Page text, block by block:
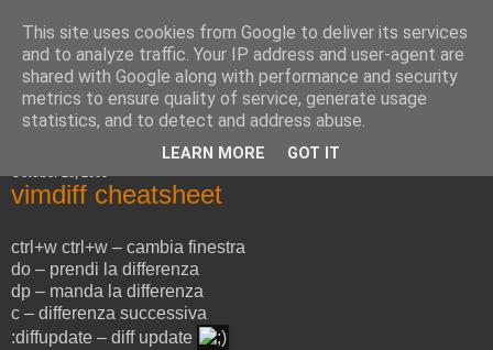
Cold Boot Blog
vimdiff cheatsheet
ctrl+w ctrl+w – cambia finestra
do – prendi la differenza
dp – manda la differenza
c – differenza successiva
:diffupdate – diff update
This site uses cookies from Google to deliver its services
and to analyze traffic. Your IP address and user-agent are
shared with Google along with performance and security
metrics to ensure quality of service, generate usage
statistics, and to detect and address abuse.
LEARN MORE GOT IT